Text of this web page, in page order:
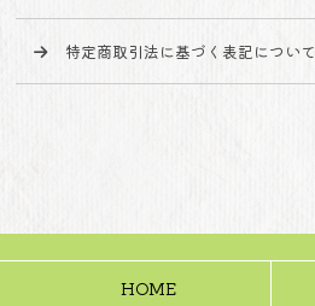
特定商取引法に基づく表記について
HOME